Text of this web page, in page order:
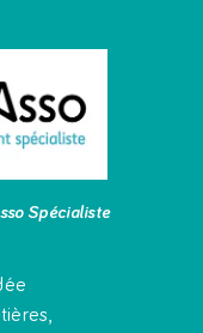
Spécialiste